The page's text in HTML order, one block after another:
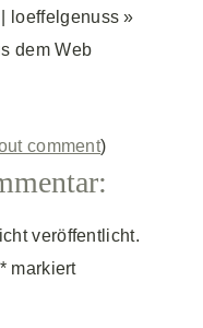
loeffelgenuss »
dem Web
comment)
veröffentlicht.
*markiert